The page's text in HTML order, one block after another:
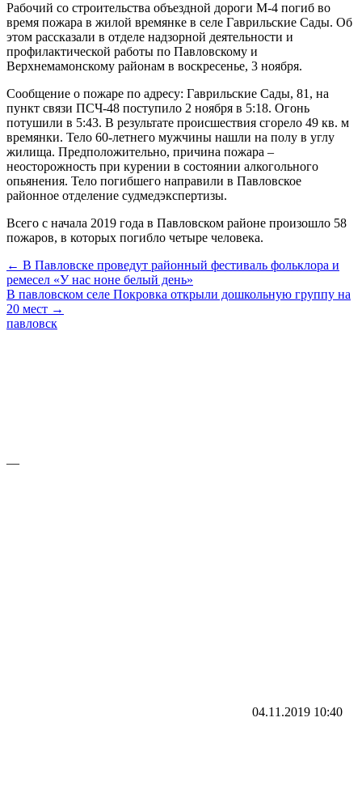
Рабочий со строительства объездной дороги М-4 погиб во
время пожара в жилой времянке в селе Гаврильские Сады. Об
этом рассказали в отделе надзорной деятельности и
профилактической работы по Павловскому и
Верхнемамонскому районам в воскресенье, 3 ноября.
Сообщение о пожаре по адресу: Гаврильские Сады, 81, на
пункт связи ПСЧ-48 поступило 2 ноября в 5:18. Огонь
потушили в 5:43. В результате происшествия сгорело 49 кв. м
времянки. Тело 60-летнего мужчины нашли на полу в углу
жилища. Предположительно, причина пожара –
неосторожность при курении в состоянии алкогольного
опьянения. Тело погибшего направили в Павловское
районное отделение судмедэкспертизы.
Всего с начала 2019 года в Павловском районе произошло 58
пожаров, в которых погибло четыре человека.
← В Павловске проведут районный фестиваль фольклора и
ремесел «У нас ноне белый день»
В павловском селе Покровка открыли дошкольную группу на
20 мест →
павловск
—
04.11.2019 10:40